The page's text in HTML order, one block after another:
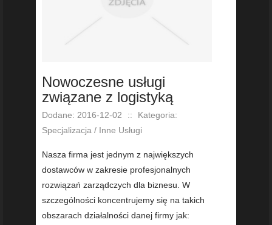
Nowoczesne usługi
związane z logistyką
Dodane: 2016-12-02 ::
Kategoria:
Specjalizacja / Inne Usługi
Nasza firma jest jednym z największych
dostawców w zakresie profesjonalnych
rozwiązań zarządczych dla biznesu. W
szczególności koncentrujemy się na takich
obszarach działalności danej firmy jak: